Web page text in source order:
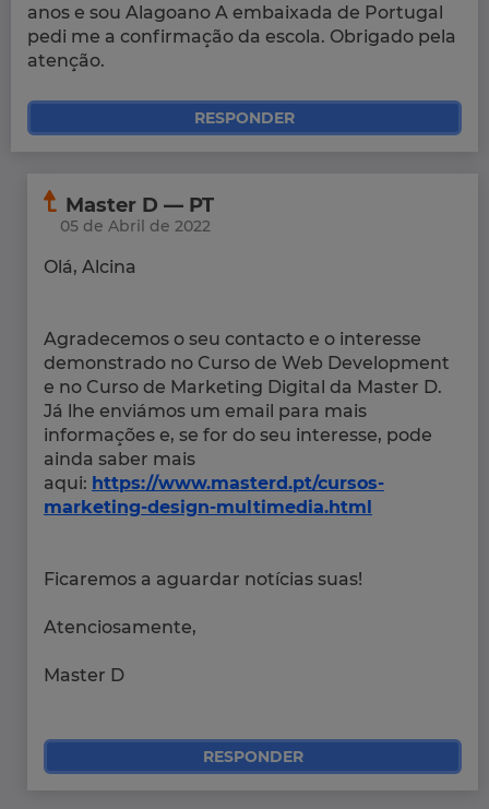
anos e sou Alagoano A embaixada de Portugal
pedi me a confirmação da escola. Obrigado pela
atenção.
RESPONDER
Master D — PT
05 de Abril de 2022
Olá, Alcina
Agradecemos o seu contacto e o interesse
demonstrado no Curso de Web Development
e no Curso de Marketing Digital da Master D.
Já lhe enviámos um email para mais
informações e, se for do seu interesse, pode
ainda saber mais
aqui: https://www.masterd.pt/cursos-
marketing-design-multimedia.html
Ficaremos a aguardar notícias suas!
Atenciosamente,
Master D
RESPONDER